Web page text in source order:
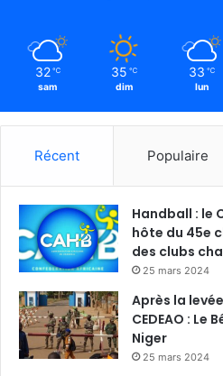
32 ℃
sam
35 ℃
dim
33 ℃
lun
Récent Populaire
Handball : le
hôte du 45e
des clubs
25 mars 2024
Après la
CEDEAO : Le
Niger
25 mars 2024